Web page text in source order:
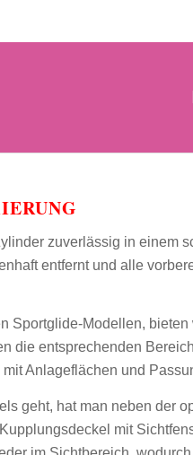
zuverlässig in einem
entfernt und alle
Sportglide-Modellen,
die entsprechenden
Anlageflächen und
geht, hat man neben der
mit